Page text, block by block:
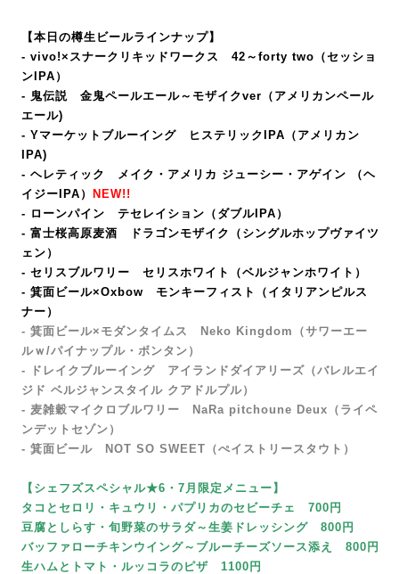
【本日の樽生ビールラインナップ】
- vivo!×スナークリキッドワークス 42～forty two（セッショ
ンIPA）
- 鬼伝説 金鬼ペールエール～モザイクver（アメリカンペール
エール)
- Yマーケットブルーイング ヒステリックIPA（アメリカン
IPA)
- ヘレティック メイク・アメリカ ジューシー・アゲイン （ヘ
イジーIPA）
NEW!!
- ローンパイン テセレイション（ダブルIPA）
- 富士桜高原麦酒 ドラゴンモザイク（シングルホップヴァイツ
ェン）
- セリスブルワリー セリスホワイト（ベルジャンホワイト）
- 箕面ビール×Oxbow モンキーフィスト
（イタリアンピルス
ナー）
- 箕面ビール×モダンタイムス Neko Kingdom（サワーエー
ルｗ/パイナップル・ボンタン）
- ドレイクブルーイング アイランドダイアリーズ（バレルエイ
ジド ベルジャンスタイル クアドルプル）
- 麦雑穀マイクロブルワリー
NaRa pitchoune Deux （ライペ
ンデットセゾン）
- 箕面ビール NOT SO SWEET（ぺイストリースタウト）
【シェフズスペシャル★6・7月限定メニュー】
タコとセロリ・キュウリ・パプリカのセビーチェ 700円
豆腐としらす・旬野菜のサラダ～生姜ドレッシング 800円
バッファローチキンウイング～ブルーチーズソース添え 800円
生ハムとトマト・ルッコラのピザ 1100円